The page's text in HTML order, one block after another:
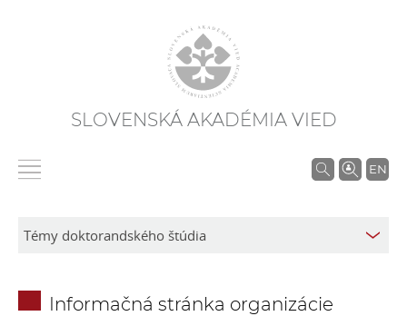
SLOVENSKÁ AKADÉMIA VIED
EN
V
Informačná stránka organizácie